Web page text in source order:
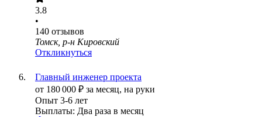
3.8
•
140 отзывов
Томск, р-н Кировский
Откликнуться
Главный инженер проекта
от 180 000 ₽ за месяц, на руки
Опыт 3-6 лет
Выплаты: Два раза в месяц